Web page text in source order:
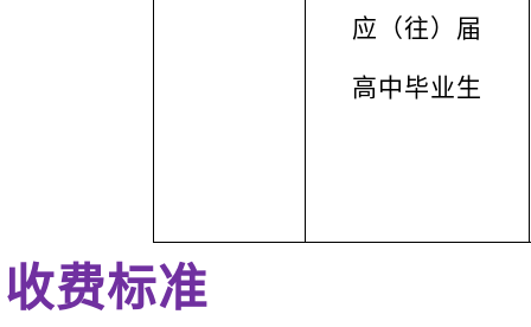
应（往）届
高中毕业生
收费标准